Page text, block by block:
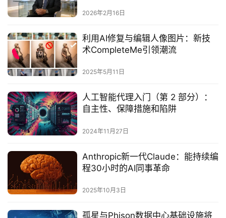
2026年2月16日
利用AI修复与编辑人像图片：新技
术CompleteMe引领潮流
2025年5月11日
人工智能代理入门（第 2 部分）：
自主性、保障措施和陷阱
2024年11月27日
‌Anthropic新一代Claude：能持续编
程30小时的AI同事革命‌
2025年10月3日
孤星与Phison数据中心基础设施将